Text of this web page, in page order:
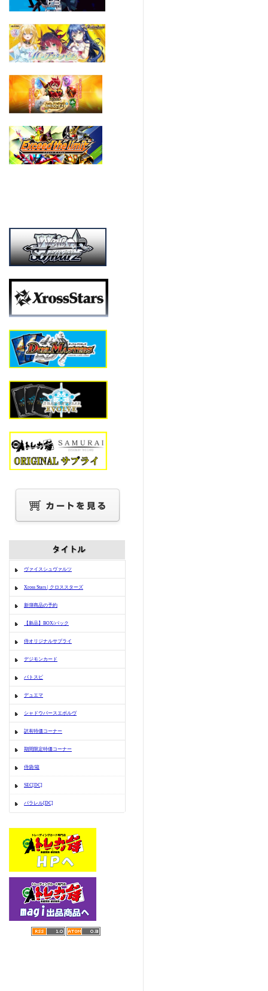
ヴァイスシュヴァルツ
Xross Stars | クロススターズ
新弾商品の予約
【新品】BOX/パック
侍オリジナルサプライ
デジモンカード
バトスピ
デュエマ
シャドウバースエボルヴ
訳有特価コーナー
期間限定特価コーナー
侍袋/箱
SEC[DC]
パラレル[DC]